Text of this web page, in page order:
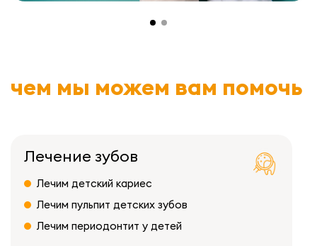
чем мы можем вам помочь
Лечение зубов
Лечим детский кариес
Лечим пульпит детских зубов
Лечим периодонтит у детей